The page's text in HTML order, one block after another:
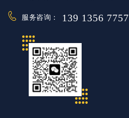
服务咨询： 139 1356 7757